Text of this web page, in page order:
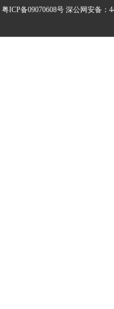
粤ICP备09070608号 深公网安备：